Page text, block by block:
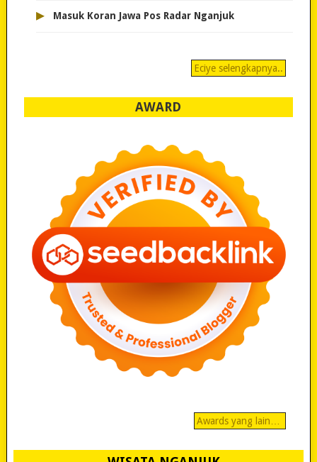
▸ Masuk Koran Jawa Pos Radar Nganjuk
Eciye selengkapnya..
AWARD
Awards yang lain…